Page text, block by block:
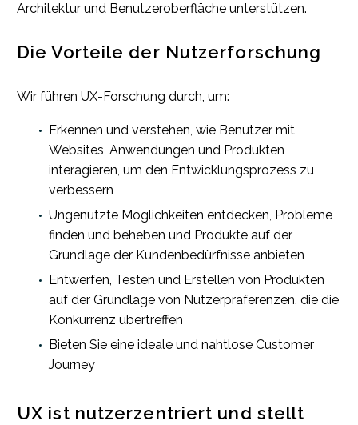
Architektur und Benutzeroberfläche unterstützen.
Die Vorteile der Nutzerforschung
Wir führen UX-Forschung durch, um:
Erkennen und verstehen, wie Benutzer mit
Websites, Anwendungen und Produkten
interagieren, um den Entwicklungsprozess zu
verbessern
Ungenutzte Möglichkeiten entdecken, Probleme
finden und beheben und Produkte auf der
Grundlage der Kundenbedürfnisse anbieten
Entwerfen, Testen und Erstellen von Produkten
auf der Grundlage von Nutzerpräferenzen, die die
Konkurrenz übertreffen
Bieten Sie eine ideale und nahtlose Customer
Journey
UX ist nutzerzentriert und stellt